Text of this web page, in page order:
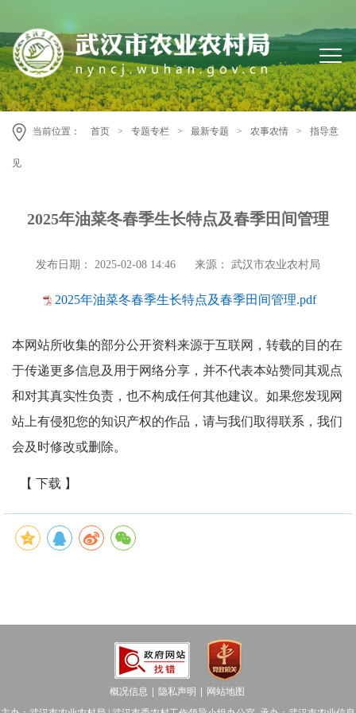
当前位置： 首页 > 专题专栏 > 最新专题 > 农事农情 > 指导意
见
2025年油菜冬春季生长特点及春季田间管理
发布日期： 2025-02-08 14:46 来源： 武汉市农业农村局
2025年油菜冬春季生长特点及春季田间管理.pdf
本网站所收集的部分公开资料来源于互联网，转载的目的在
于传递更多信息及用于网络分享，并不代表本站赞同其观点
和对其真实性负责，也不构成任何其他建议。如果您发现网
站上有侵犯您的知识产权的作品，请与我们取得联系，我们
会及时修改或删除。
【 下载 】
概况信息 隐私声明
网站地图